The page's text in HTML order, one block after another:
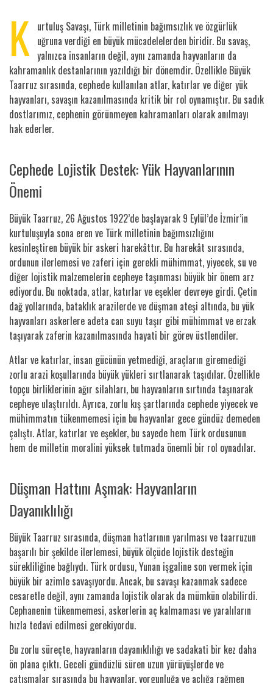
K urtuluş Savaşı, Türk milletinin bağımsızlık ve özgürlük
uğruna verdiği en büyük mücadelelerden biridir. Bu savaş,
yalnızca insanların değil, aynı zamanda hayvanların da
kahramanlık destanlarının yazıldığı bir dönemdir. Özellikle Büyük
Taarruz sırasında, cephede kullanılan atlar, katırlar ve diğer yük
hayvanları, savaşın kazanılmasında kritik bir rol oynamıştır. Bu sadık
dostlarımız, cephenin görünmeyen kahramanları olarak anılmayı
hak ederler.
Cephede Lojistik Destek: Yük Hayvanlarının
Önemi
Büyük Taarruz, 26 Ağustos 1922’de başlayarak 9 Eylül’de İzmir’in
kurtuluşuyla sona eren ve Türk milletinin bağımsızlığını
kesinleştiren büyük bir askeri harekâttır. Bu harekât sırasında,
ordunun ilerlemesi ve zaferi için gerekli mühimmat, yiyecek, su ve
diğer lojistik malzemelerin cepheye taşınması büyük bir önem arz
ediyordu. Bu noktada, atlar, katırlar ve eşekler devreye girdi. Çetin
dağ yollarında, bataklık arazilerde ve düşman ateşi altında, bu yük
hayvanları askerlere adeta can suyu taşır gibi mühimmat ve erzak
taşıyarak zaferin kazanılmasında hayati bir görev üstlendiler.
Atlar ve katırlar, insan gücünün yetmediği, araçların giremediği
zorlu arazi koşullarında büyük yükleri sırtlanarak taşıdılar. Özellikle
topçu birliklerinin ağır silahları, bu hayvanların sırtında taşınarak
cepheye ulaştırıldı. Ayrıca, zorlu kış şartlarında cephede yiyecek ve
mühimmatın tükenmemesi için bu hayvanlar gece gündüz demeden
çalıştı. Atlar, katırlar ve eşekler, bu sayede hem Türk ordusunun
hem de milletin moralini yüksek tutmada önemli bir rol oynadılar.
Düşman Hattını Aşmak: Hayvanların
Dayanıklılığı
Büyük Taarruz sırasında, düşman hatlarının yarılması ve taarruzun
başarılı bir şekilde ilerlemesi, büyük ölçüde lojistik desteğin
sürekliliğine bağlıydı. Türk ordusu, Yunan işgaline son vermek için
büyük bir azimle savaşıyordu. Ancak, bu savaşı kazanmak sadece
cesaretle değil, aynı zamanda lojistik olarak da mümkün olabilirdi.
Cephanenin tükenmemesi, askerlerin aç kalmaması ve yaralıların
hızla tedavi edilmesi gerekiyordu.
Bu zorlu süreçte, hayvanların dayanıklılığı ve sadakati bir kez daha
ön plana çıktı. Geceli gündüzlü süren uzun yürüyüşlerde ve
çatışmalar sırasında bu hayvanlar, yorgunluğa ve açlığa rağmen